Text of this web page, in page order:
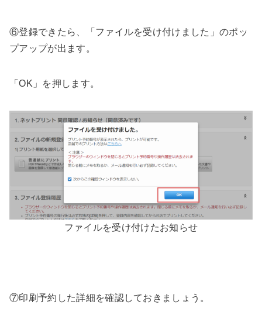
⑥登録できたら、「ファイルを受け付けました」のポッ
プアップが出ます。
「OK」を押します。
ファイルを受け付けたお知らせ
⑦印刷予約した詳細を確認しておきましょう。